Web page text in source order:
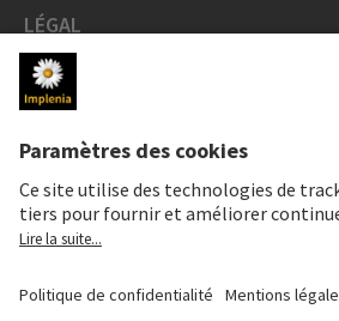
LÉGAL
Mentions légales
Données personnelles
Déclaration cookies et social media
Paramètres de confidentialité